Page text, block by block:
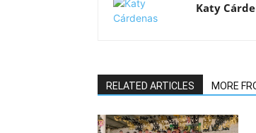
Katy
RELATED ARTICLES MORE